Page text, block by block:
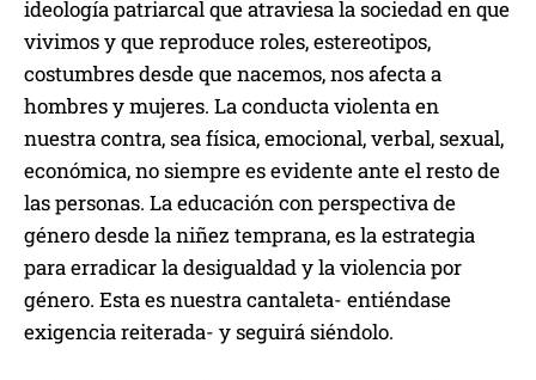
ideología patriarcal que atraviesa la sociedad en que
vivimos y que reproduce roles, estereotipos,
costumbres desde que nacemos, nos afecta a
hombres y mujeres. La conducta violenta en
nuestra contra, sea física, emocional, verbal, sexual,
económica, no siempre es evidente ante el resto de
las personas. La educación con perspectiva de
género desde la niñez temprana, es la estrategia
para erradicar la desigualdad y la violencia por
género. Esta es nuestra cantaleta- entiéndase
exigencia reiterada- y seguirá siéndolo.